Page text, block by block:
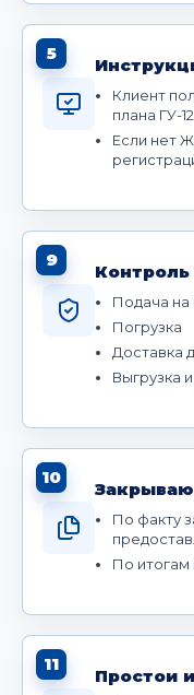
5
Клиент
плана ГУ-12
Если нет
9
Подача на
Погрузка
Доставка
Выгрузка
10
По факту
По итогам
11
Простои